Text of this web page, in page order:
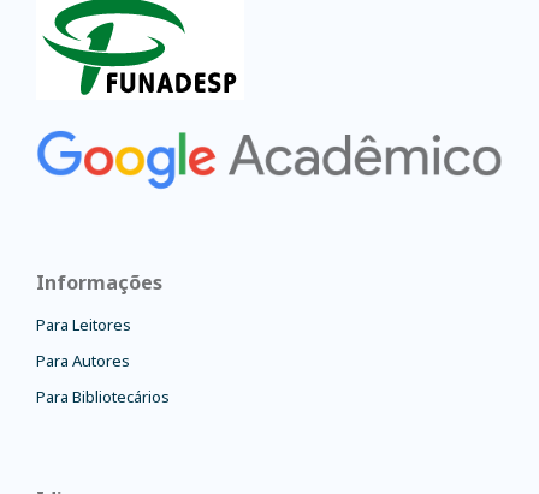
Informações
Para Leitores
Para Autores
Para Bibliotecários